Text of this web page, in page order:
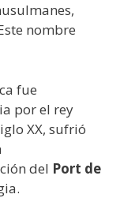
nombre
fue
por el rey
XX, sufrió
del Port de